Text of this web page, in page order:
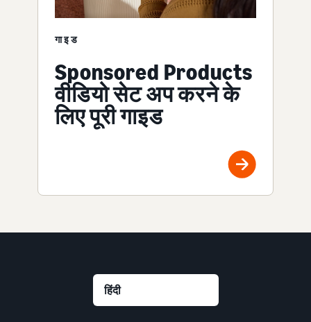
गाइड
Sponsored Products
वीडियो सेट अप करने के
लिए पूरी गाइड